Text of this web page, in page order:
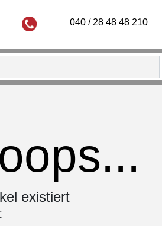
040 / 28 48 48 210
existiert